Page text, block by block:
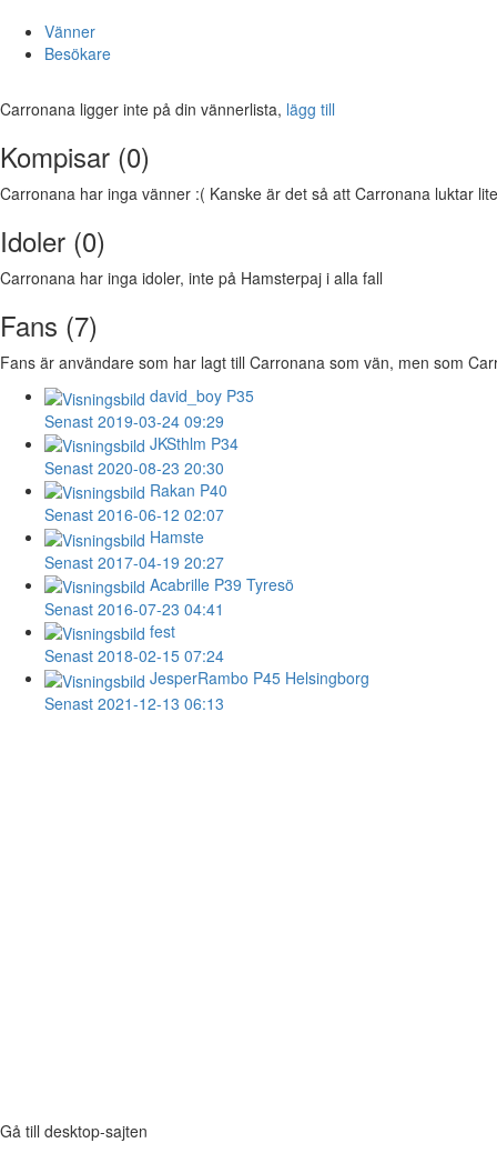
Vänner
Besökare
Carronana ligger inte på din vännerlista, lägg till
Kompisar (0)
Carronana har inga vänner :( Kanske är det så att Carronana luktar
Idoler (0)
Carronana har inga idoler, inte på Hamsterpaj i alla fall
Fans (7)
Fans är användare som har lagt till Carronana som vän, men som
david_boy P35
Senast 2019-03-24 09:29
JKSthlm P34
Senast 2020-08-23 20:30
Rakan P40
Senast 2016-06-12 02:07
Hamste
Senast 2017-04-19 20:27
Acabrille P39 Tyresö
Senast 2016-07-23 04:41
fest
Senast 2018-02-15 07:24
JesperRambo P45 Helsingborg
Senast 2021-12-13 06:13
Gå till desktop-sajten